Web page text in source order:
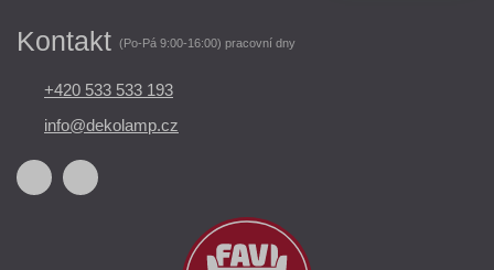
Kontakt (Po-Pá 9:00-16:00) pracovní dny
+420 533 533 193
info@dekolamp.cz